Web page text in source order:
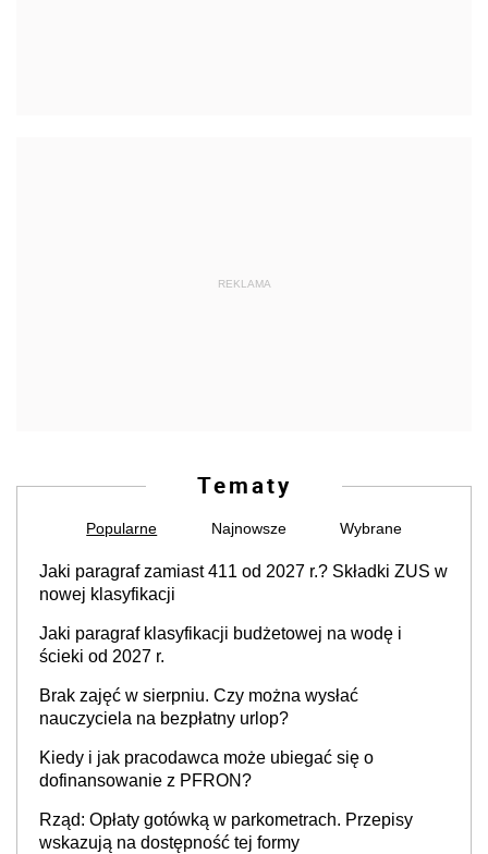
REKLAMA
Tematy
Popularne Najnowsze Wybrane
Jaki paragraf zamiast 411 od 2027 r.? Składki ZUS w
nowej klasyfikacji
Jaki paragraf klasyfikacji budżetowej na wodę i
ścieki od 2027 r.
Brak zajęć w sierpniu. Czy można wysłać
nauczyciela na bezpłatny urlop?
Kiedy i jak pracodawca może ubiegać się o
dofinansowanie z PFRON?
Rząd: Opłaty gotówką w parkometrach. Przepisy
wskazują na dostępność tej formy